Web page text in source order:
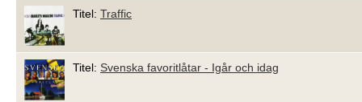
Titel: Traffic
Titel: Svenska favoritlåtar - Igår och idag